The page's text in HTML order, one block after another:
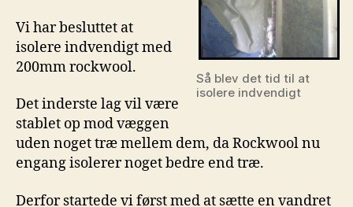
Så blev det tid til at
isolere indvendigt
Vi har besluttet at
isolere indvendigt med
200mm rockwool.
Det inderste lag vil være
stablet op mod væggen
uden noget træ mellem dem, da Rockwool nu
engang isolerer noget bedre end træ.
Derfor startede vi først med at sætte en vandret